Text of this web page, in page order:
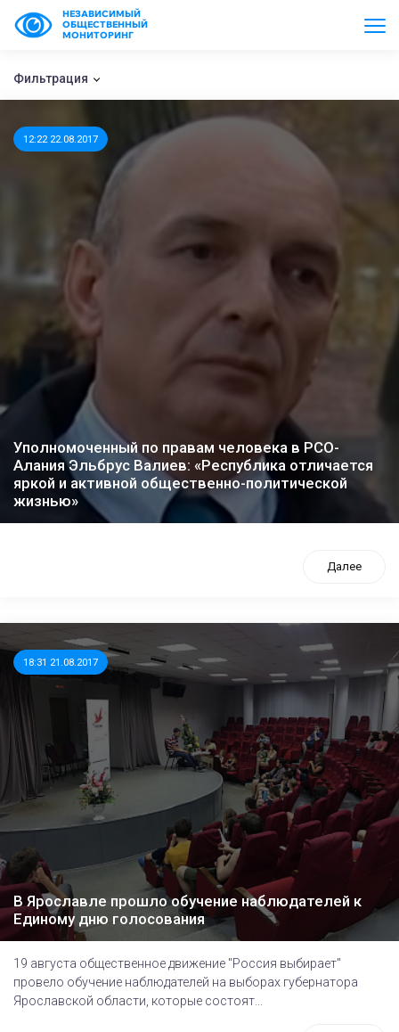
НЕЗАВИСИМЫЙ
ОБЩЕСТВЕННЫЙ
МОНИТОРИНГ
Фильтрация
12:22 22.08.2017
Уполномоченный по правам человека в РСО-
Алания Эльбрус Валиев: «Республика отличается
яркой и активной общественно-политической
жизнью»
Далее
18:31 21.08.2017
В Ярославле прошло обучение наблюдателей к
Единому дню голосования
19 августа общественное движение "Россия выбирает"
провело обучение наблюдателей на выборах губернатора
Ярославской области, которые состоят...